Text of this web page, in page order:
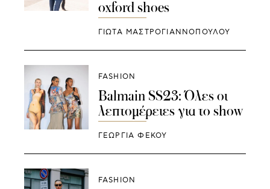
oxford shoes
ΓΙΩΤΑ ΜΑΣΤΡΟΓΙΑΝΝΟΠΟΥΛΟΥ
FASHION
Balmain SS23: Όλες οι
λεπτομέρειες για το show
ΓΕΩΡΓΙΑ ΦΕΚΟΥ
FASHION